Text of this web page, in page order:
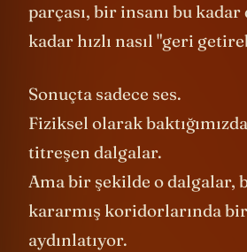
parçası, bir insanı bu
kadar hızlı nasıl "geri
Sonuçta sadece ses.
Fiziksel olarak
titreşen dalgalar.
Ama bir şekilde o dalgalar,
kararmış koridorlarında
aydınlatıyor.